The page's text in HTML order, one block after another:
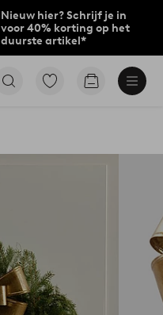
Nieuw hier? Schrijf je in
voor 40% korting op het
duurste artikel*
Ga
Go